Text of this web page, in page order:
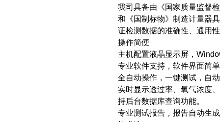
我司具备由《国家质量监督
和《国制标物》制造计量器
证检测数据的准确性、通用
操作简便
主机配置液晶显示屏，
专业软件支持，软件界面简
全自动操作，一键测试，自
实时显示透过率、氧气浓度
持后台数据库查询功能。
专业测试报告，报告自动生